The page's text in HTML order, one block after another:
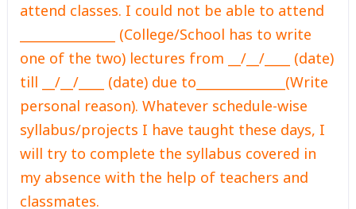
attend classes. I could not be able to attend
_______________ (College/School has to write
one of the two) lectures from __/__/____ (date)
till __/__/____ (date) due to______________(Write
personal reason). Whatever schedule-wise
syllabus/projects I have taught these days, I
will try to complete the syllabus covered in
my absence with the help of teachers and
classmates.